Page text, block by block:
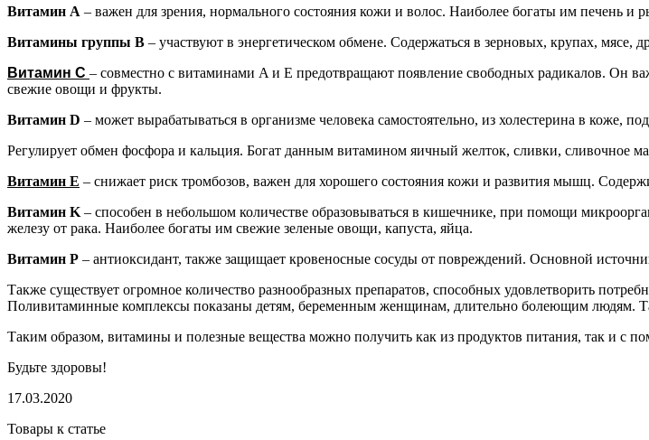
Витамин А – важен для зрения, нормального состояния кожи и волос. Наиболее богаты им печень и
Витамины группы B – участвуют в энергетическом обмене. Содержаться в зерновых, крупах, мясе,
Витамин С – совместно с витаминами A и E предотвращают появление свободных радикалов. Он
свежие овощи и фрукты.
Витамин D – может вырабатываться в организме человека самостоятельно, из холестерина в коже,
Регулирует обмен фосфора и кальция. Богат данным витамином яичный желток, сливки, сливочное
Витамин E – снижает риск тромбозов, важен для хорошего состояния кожи и развития мышц.
Витамин K – способен в небольшом количестве образовываться в кишечнике, при помощи
железу от рака. Наиболее богаты им свежие зеленые овощи, капуста, яйца.
Витамин P – антиоксидант, также защищает кровеносные сосуды от повреждений. Основной
Также существует огромное количество разнообразных препаратов, способных удовлетворить
Поливитаминные комплексы показаны детям, беременным женщинам, длительно болеющим людям.
Таким образом, витамины и полезные вещества можно получить как из продуктов питания, так и с
Будьте здоровы!
17.03.2020
Товары к статье